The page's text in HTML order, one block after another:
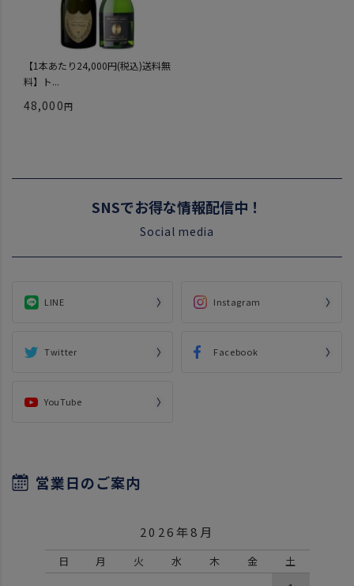
【1本あたり24,000円(税込)送料無
料】ト...
48,000
SNSでお得な情報配信中！
Social media
LINE Instagram
Twitter Facebook
YouTube
営業日のご案内
2026年8月
日 月 火 水 木 金 土